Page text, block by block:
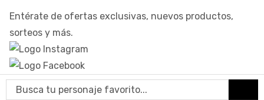
Entérate de ofertas exclusivas, nuevos productos,
sorteos y más.
tu